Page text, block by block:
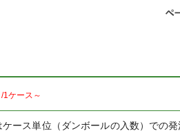
/1ケース～
ース単位（ダンボールの入数）での発